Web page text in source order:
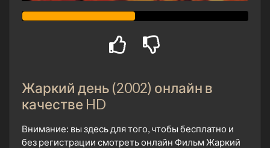
Жаркий день (2002) онлайн в
качестве HD
Внимание: вы здесь для того, чтобы бесплатно и
без регистрации смотреть онлайн Фильм Жаркий